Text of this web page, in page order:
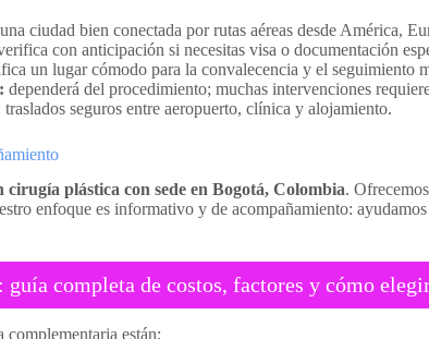
ciudad bien conectada por rutas aéreas desde América,
con anticipación si necesitas visa o documentación
un lugar cómodo para la convalecencia y el seguimiento
dependerá del procedimiento; muchas intervenciones
traslados seguros entre aeropuerto, clínica y alojamiento.
plástica con sede en Bogotá, Colombia. Ofrecemos
enfoque es informativo y de acompañamiento:
completa de costos, factores y cómo
están: